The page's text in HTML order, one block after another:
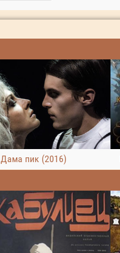
Дама пик (2016)